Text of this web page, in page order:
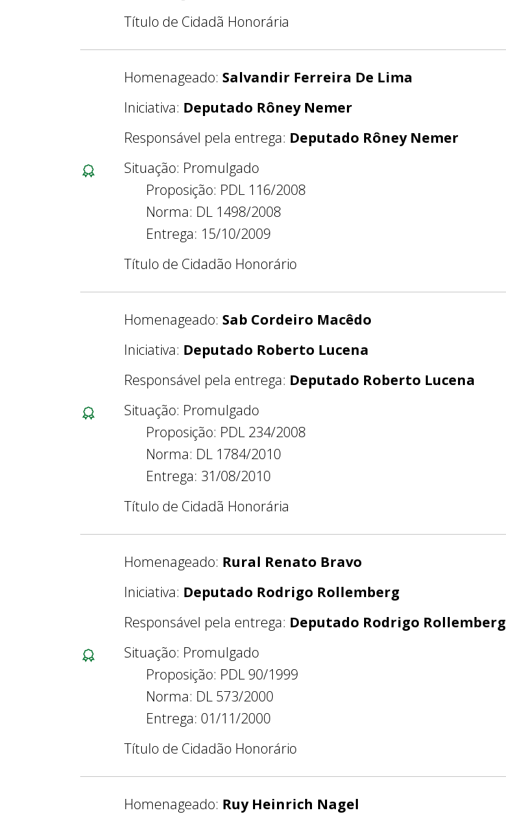
Título de Cidadã Honorária
Homenageado: Salvandir Ferreira De Lima
Iniciativa: Deputado Rôney Nemer
Responsável pela entrega: Deputado Rôney Nemer
Situação: Promulgado
Proposição: PDL 116/2008
Norma: DL 1498/2008
Entrega: 15/10/2009
Título de Cidadão Honorário
Homenageado: Sab Cordeiro Macêdo
Iniciativa: Deputado Roberto Lucena
Responsável pela entrega: Deputado Roberto Lucena
Situação: Promulgado
Proposição: PDL 234/2008
Norma: DL 1784/2010
Entrega: 31/08/2010
Título de Cidadã Honorária
Homenageado: Rural Renato Bravo
Iniciativa: Deputado Rodrigo Rollemberg
Responsável pela entrega: Deputado Rodrigo Rollemberg
Situação: Promulgado
Proposição: PDL 90/1999
Norma: DL 573/2000
Entrega: 01/11/2000
Título de Cidadão Honorário
Homenageado: Ruy Heinrich Nagel